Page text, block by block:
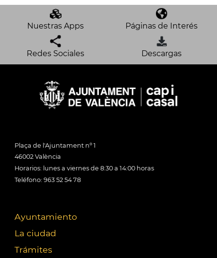
Nuestras Apps Páginas de Interés
Redes Sociales Descargas
Plaça de l'Ajuntament nº 1
46002 València
Horarios: lunes a viernes de 8:30 a 14:00 horas
Teléfono: 963 52 54 78
Ayuntamiento
La ciudad
Trámites